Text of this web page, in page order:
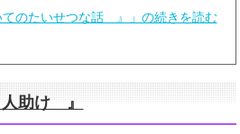
のたいせつな話 』」の続きを読む
助け 』